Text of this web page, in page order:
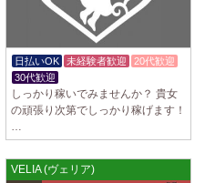
日払いOK 未経験者歓迎
20代歓迎
30代歓迎
しっかり稼いでみませんか？ 貴女
の頑張り次第でしっかり稼げます！
…
VELIA (ヴェリア)